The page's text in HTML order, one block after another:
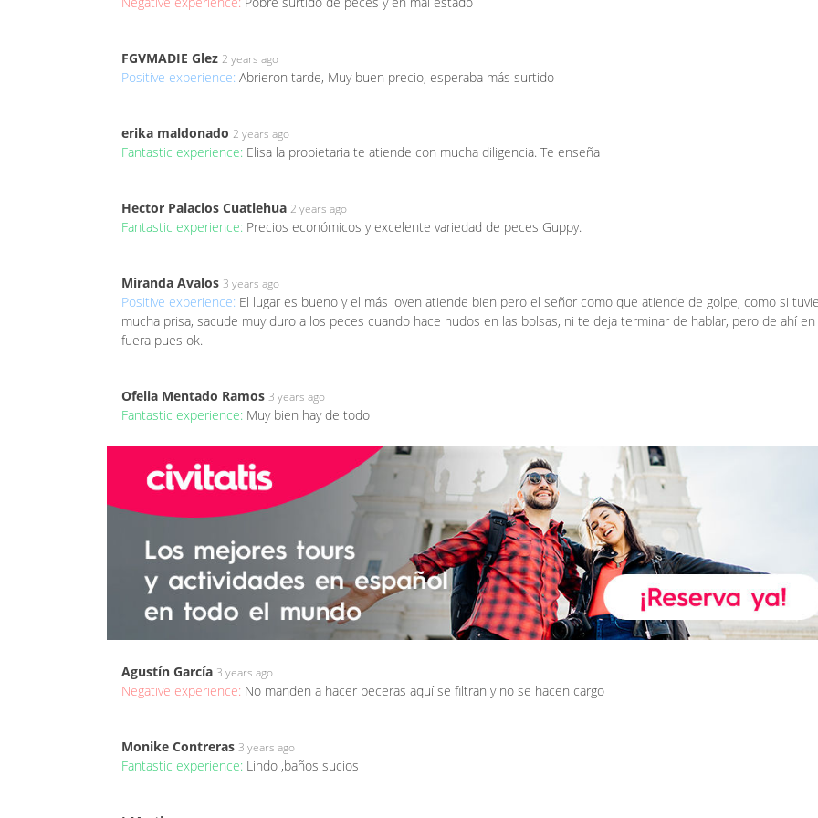
FGVMADIE Glez 2 years ago
Positive experience: Abrieron tarde, Muy buen precio, esperaba más surtido
erika maldonado 2 years ago
Fantastic experience: Elisa la propietaria te atiende con mucha diligencia. Te enseña
Hector Palacios Cuatlehua 2 years ago
Fantastic experience: Precios económicos y excelente variedad de peces Guppy.
Miranda Avalos 3 years ago
Positive experience: El lugar es bueno y el más joven atiende bien pero el señor como que atiende de golpe, como si
mucha prisa, sacude muy duro a los peces cuando hace nudos en las bolsas, ni te deja terminar de hablar, pero de ahí en
fuera pues ok.
Ofelia Mentado Ramos 3 years ago
Fantastic experience: Muy bien hay de todo
Agustín García 3 years ago
Negative experience: No manden a hacer peceras aquí se filtran y no se hacen cargo
Monike Contreras 3 years ago
Fantastic experience: Lindo ,baños sucios